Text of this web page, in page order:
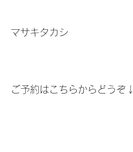
マサキタカシ
ご予約はこちらからどうぞ↓